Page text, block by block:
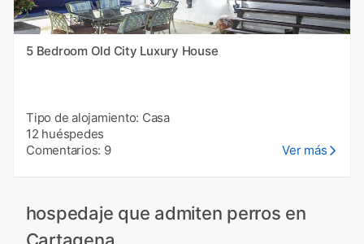
5 Bedroom Old City Luxury House
Tipo de alojamiento: Casa
12 huéspedes
Comentarios: 9
Ver más
hospedaje que admiten perros en
Cartagena